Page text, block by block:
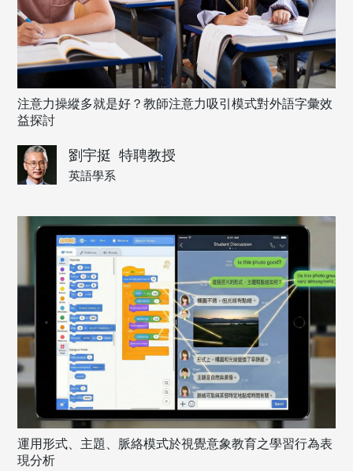
注意力操縱多就是好？教師注意力吸引模式對外語字彙效
益探討
劉宇挺 特聘教授
英語學系
運用形式、主題、脈絡模式於視覺意象教育之學習行為表
現分析